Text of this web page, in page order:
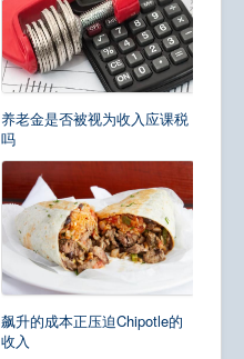
养老金是否被视为收入应课税
吗
飙升的成本正压迫Chipotle的
收入